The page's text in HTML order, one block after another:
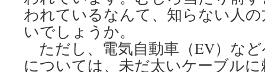
われているなんて、知らない人
いでしょうか。
ただし、電気自動車（EV）な
については、未だ太いケーブル